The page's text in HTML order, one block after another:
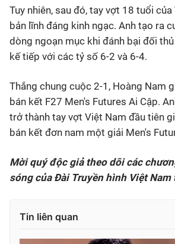
VIDEO
Bên lề
Tuy nhiên, sau đó, tay vợt 18 tuổi
bản lĩnh đáng kinh ngạc. Anh tạo ra
dòng ngoạn mục khi đánh bại đối
kế tiếp với các tỷ số 6-2 và 6-4.
Thắng chung cuộc 2-1, Hoàng Nam
bán kết F27 Men's Futures Ai Cập.
trở thành tay vợt Việt Nam đầu tiên
bán kết đơn nam một giải Men's
Mời quý độc giả theo dõi các
sóng của Đài Truyền hình Việt Nam
Tin liên quan